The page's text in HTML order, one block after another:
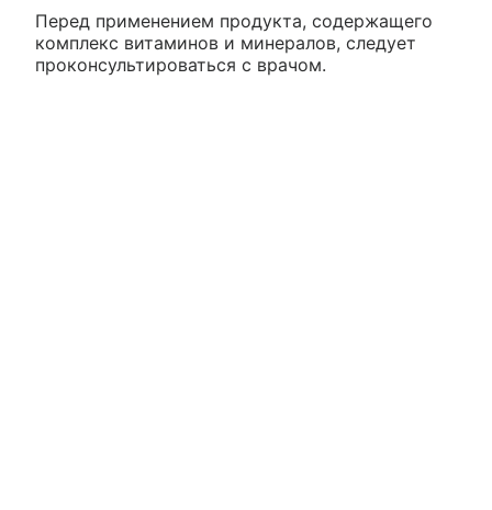
Перед применением продукта, содержащего
комплекс витаминов и минералов, следует
проконсультироваться с врачом.